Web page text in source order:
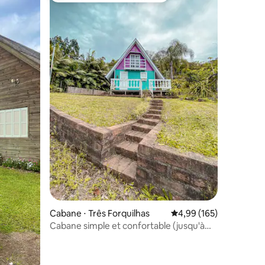
: 4,77 sur 5
Cabane ⋅ Três Forquilhas Évaluation moyenne
4,99 (165)
Cabane simple et confortable (jusqu'à